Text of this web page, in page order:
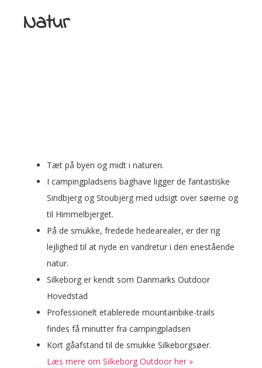
Natur
Tæt på byen og midt i naturen.
I campingpladsens baghave ligger de fantastiske
Sindbjerg og Stoubjerg med udsigt over søerne og
til Himmelbjerget.
På de smukke, fredede hedearealer, er der rig
lejlighed til at nyde en vandretur i den enestående
natur.
Silkeborg er kendt som Danmarks Outdoor
Hovedstad
Professionelt etablerede mountainbike-trails
findes få minutter fra campingpladsen
Kort gåafstand til de smukke Silkeborgsøer.
Læs mere om Silkeborg Outdoor her »